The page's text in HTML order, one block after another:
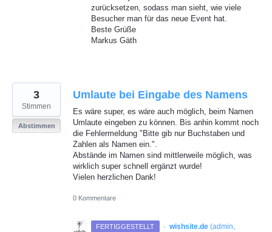
zurücksetzen, sodass man sieht, wie viele
Besucher man für das neue Event hat.
Beste Grüße
Markus Gäth
Umlaute bei Eingabe des Namens
Es wäre super, es wäre auch möglich, beim Namen
Umlaute eingeben zu können. Bis anhin kommt noch
die Fehlermeldung "Bitte gib nur Buchstaben und
Zahlen als Namen ein.".
Abstände im Namen sind mittlerweile möglich, was
wirklich super schnell ergänzt wurde!
Vielen herzlichen Dank!
3
Stimmen
Abstimmen
0 Kommentare
FERTIGGESTELLT · wishsite.de (admin,